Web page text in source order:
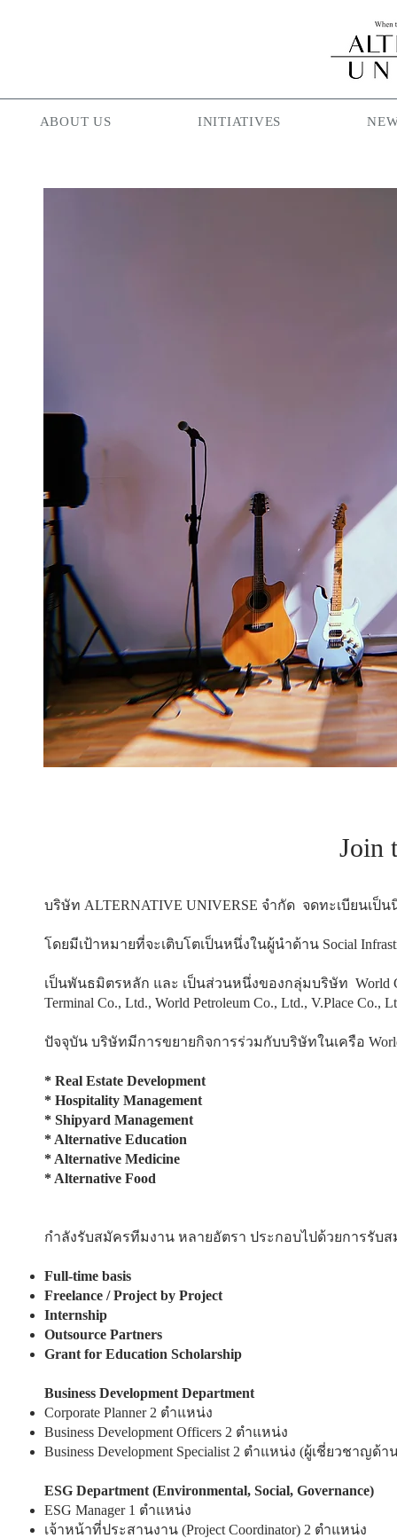
ABOUT US INITIATIVES
Join
บริษัท ALTERNATIVE UNIVERSE จำกัด จดทะเบียนเ
โดยมีเป้าหมายที่จะเติบโตเป็นหนึ่งในผู้นำด้าน Social
เป็นพันธมิตรหลัก และ เป็นส่วนหนึ่งของกลุ่มบริษัท World
Terminal Co., Ltd., World Petroleum Co., Ltd., V.Place
ปัจจุบัน บริษัทมีการขยายกิจการร่วมกับบริษัทในเครือ
* Real Estate Development
* Hospitality Management
* Shipyard Management
* Alternative Education
* Alternative Medicine
* Alternative Food
กำลังรับสมัครทีมงาน หลายอัตรา ประกอบไปด้วยการรับ
Full-time basis
Freelance / Project by Project
Internship
Outsource Partners
Grant for Education Scholarship
Business Development Department
Corporate Planner 2 ตำแหน่ง
Business Development Officers 2 ตำแหน่ง
Business Development Specialist 2 ตำแหน่ง (ผู้เชี่ยวชาญ
ESG Department (Environmental, Social, Governance)
ESG Manager 1 ตำแหน่ง
เจ้าหน้าที่ประสานงาน (Project Coordinator) 2 ตำแหน่ง